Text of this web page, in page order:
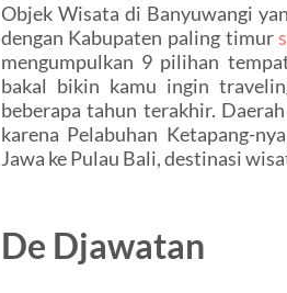
Objek Wisata di Banyuwangi
dengan Kabupaten paling timur
mengumpulkan 9 pilihan
bakal bikin kamu ingin
beberapa tahun terakhir.
karena Pelabuhan Ketapang-
Jawa ke Pulau Bali, destinasi
De Djawatan